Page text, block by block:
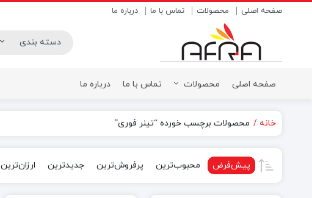
صفحه اصلی محصولات تماس با ما درباره ما
صفحه اصلی محصولات
بتونه روغنی
پودر بتونه نقاشی
تماس با ما درباره ما
خانه محصولات برچسب خورده “تینر فوری”
پیش‌فرض محبوب‌ترین پرفروش‌ترین جدیدترین ارزان‌ترین